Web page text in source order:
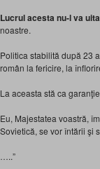
Lucrul acesta nu-l va
noastre.
Politica stabilită după 23
român la fericire, la
La aceasta stă ca
Eu, Majestatea voastră,
Sovietică, se vor întării şi
…..”